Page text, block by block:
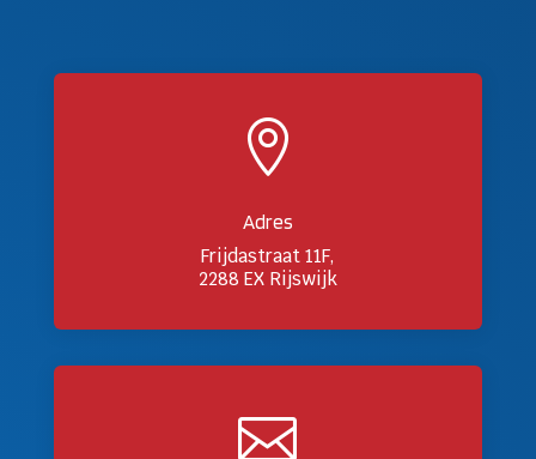

Adres
Frijdastraat 11F,
2288 EX Rijswijk
